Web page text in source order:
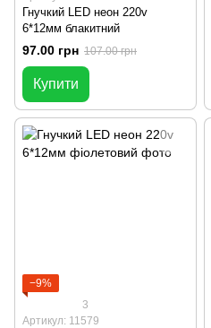
Гнучкий LED неон 220v
6*12мм блакитний
97.00 грн 107.00 грн
Купити
−9%
3
Артикул: 11579